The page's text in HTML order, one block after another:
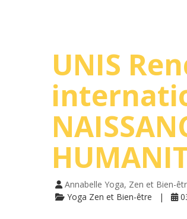
UNIS
Annabelle Yoga, Zen et Bien-
Yoga Zen et Bien-être